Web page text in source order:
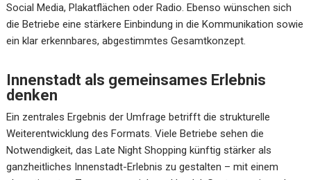
Social Media, Plakatflächen oder Radio. Ebenso wünschen sich
die Betriebe eine stärkere Einbindung in die Kommunikation sowie
ein klar erkennbares, abgestimmtes Gesamtkonzept.
Innenstadt als gemeinsames Erlebnis
denken
Ein zentrales Ergebnis der Umfrage betrifft die strukturelle
Weiterentwicklung des Formats. Viele Betriebe sehen die
Notwendigkeit, das Late Night Shopping künftig stärker als
ganzheitliches Innenstadt-Erlebnis zu gestalten – mit einem